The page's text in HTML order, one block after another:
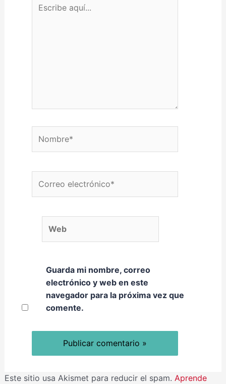
Guarda mi nombre, correo
electrónico y web en este
navegador para la próxima vez que
comente.
Este sitio usa Akismet para reducir el spam. Aprende